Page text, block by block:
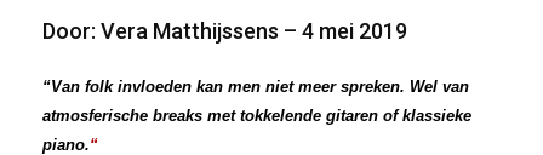
Door: Vera Matthijssens – 4 mei 2019
“Van folk invloeden kan men niet meer spreken. Wel van
atmosferische breaks met tokkelende gitaren of klassieke
piano.“